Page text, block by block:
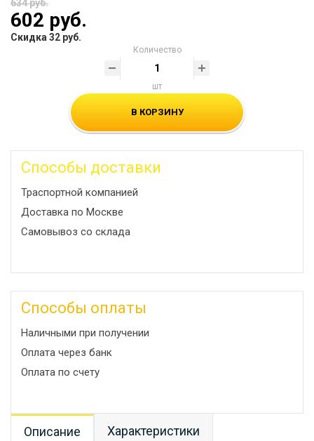
634 руб.
602 руб.
Скидка 32 руб.
Количество
шт
В КОРЗИНУ
Способы доставки
Траспортной компанией
Доставка по Москве
Самовывоз со склада
Способы оплаты
Наличными при получении
Оплата через банк
Оплата по счету
Описание Характеристики